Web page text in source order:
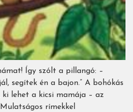
Így szólt a pillangó: –
segítek én a bajon.” A bohókás
ki lehet a kicsi mamája – az
rímekkel